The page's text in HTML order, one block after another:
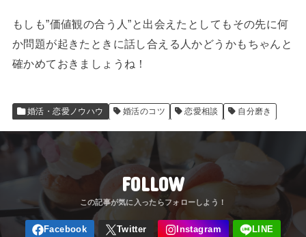
もしも”価値観の合う人”と出会えたとしてもその先に何
か問題が起きたときに話し合える人かどうかもちゃんと
確かめておきましょうね！
婚活・恋愛ノウハウ 婚活のコツ 恋愛相談 自分磨き
FOLLOW